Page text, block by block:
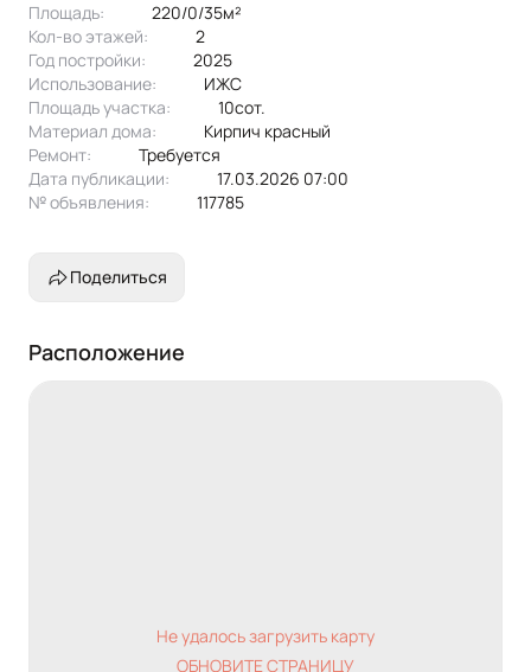
Площадь:
220/0/35м²
Кол-во этажей:
2
Год постройки:
2025
Использование:
ИЖС
Площадь участка:
10сот.
Материал дома:
кирпич красный
Ремонт:
Требуется
Дата публикации:
17.03.2026 07:00
№ объявления:
117785
Поделиться
Расположение
Не удалось загрузить карту
ОБНОВИТЕ СТРАНИЦУ